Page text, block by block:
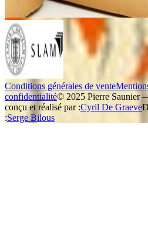
Conditions générales de vente
confidentialité© 2025 Pierre Saunier
conçu et réalisé par :Cyril De Graeve
:Serge Bilous